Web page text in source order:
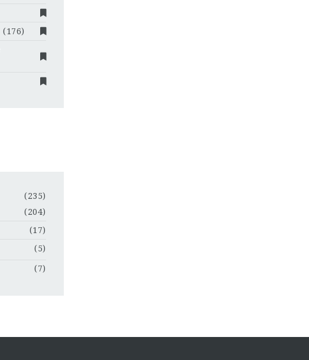
(176)
(235)
(204)
(17)
(5)
(7)